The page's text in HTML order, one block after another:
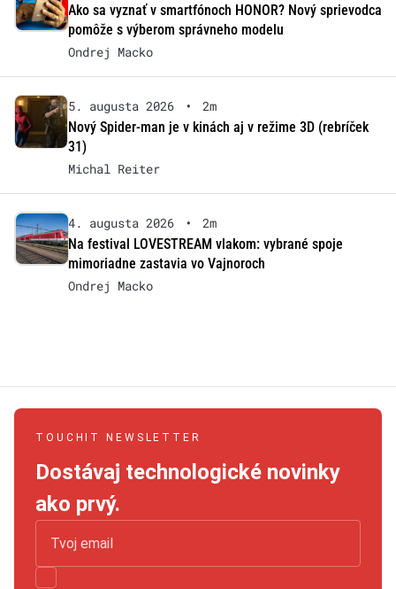
Ako sa vyznať v smartfónoch HONOR? Nový sprievodca
pomôže s výberom správneho modelu
Ondrej Macko
5. augusta 2026 •
2m
Nový Spider-man je v kinách aj v režime 3D (rebríček
31)
Michal Reiter
4. augusta 2026 •
2m
Na festival LOVESTREAM vlakom: vybrané spoje
mimoriadne zastavia vo Vajnoroch
Ondrej Macko
TOUCHIT NEWSLETTER
Dostávaj technologické novinky
ako prvý.